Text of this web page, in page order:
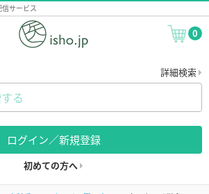
サービス
0
詳細検索
ログイン／新規登録
初めての方へ